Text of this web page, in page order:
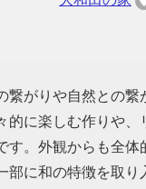
繋がりや自然との
的に楽しむ作りや
す。外観からも全
部に和の特徴を取